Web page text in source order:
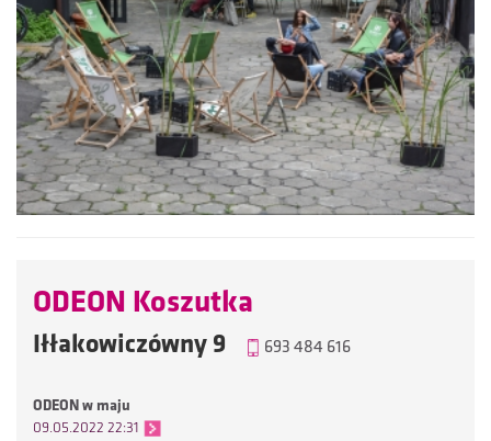
ODEON Koszutka
Iłłakowiczówny 9 693 484 616
ODEON w maju
09.05.2022 22:31